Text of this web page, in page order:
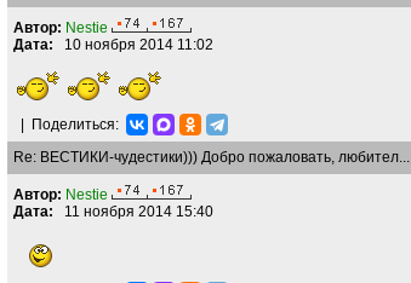
Автор: Nestie
Дата: 10 ноября 2014 11:02
Поделиться:
Re: ВЕСТИКИ-чудестики))) Добро пожаловать, любител...
Автор: Nestie
Дата: 11 ноября 2014 15:40